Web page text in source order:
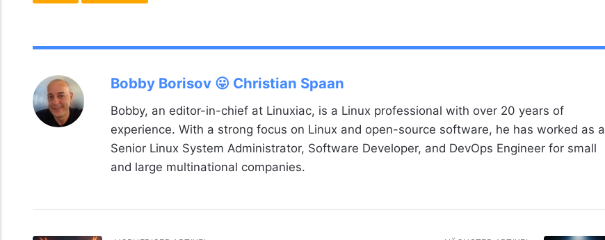
Bobby Borisov 😛 Christian Spaan
Bobby, an editor-in-chief at Linuxiac, is a Linux professional with over 20 years of
experience. With a strong focus on Linux and open-source software, he has worked as a
Senior Linux System Administrator, Software Developer, and DevOps Engineer for small
and large multinational companies.